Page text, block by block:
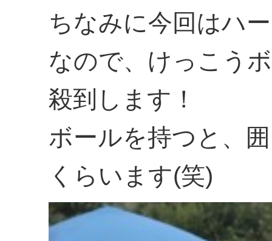
ちなみに今回はハ
なので、けっこう
殺到します！
ボールを持つと、
くらいます(笑)